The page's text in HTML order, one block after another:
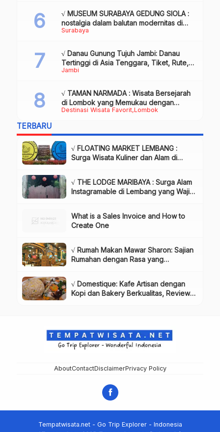
Surabaya
√ MUSEUM SURABAYA GEDUNG SIOLA :
nostalgia dalam balutan modernitas di
tengah kota pahlawan, Review & Info
Jambi
√ Danau Gunung Tujuh Jambi: Danau
Tertinggi di Asia Tenggara, Tiket, Rute,
Daya Tarik & Tips Lengkap
Destinasi Wisata Favorit Lombok
√ TAMAN NARMADA : Wisata Bersejarah
di Lombok yang Memukau dengan
Keindahan Alam & Budaya
TERBARU
√ FLOATING MARKET LEMBANG :
Surga Wisata Kuliner dan Alam di
√ THE LODGE MARIBAYA : Surga Alam
Instagramable di Lembang yang Wajib
What is a Sales Invoice and How to
Create One
√ Rumah Makan Mawar Sharon: Sajian
Rumahan dengan Rasa yang
√ Domestique: Kafe Artisan dengan
Kopi dan Bakery Berkualitas, Review
AboutContactDisclaimerPrivacy Policy
Tempatwisata.net - Go Trip Explorer - Indonesia